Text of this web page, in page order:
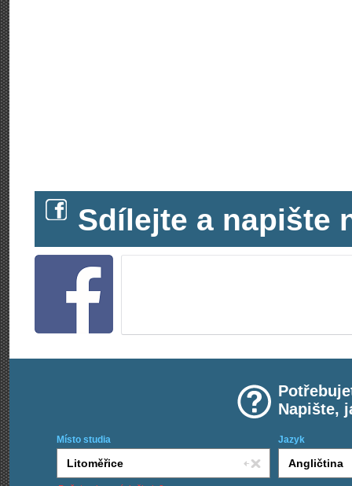
Sdílejte a napište
Napište,
Místo studia Jazyk